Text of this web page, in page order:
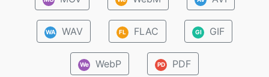
WA WAV FL FLAC GI GIF
We WebP PD PDF